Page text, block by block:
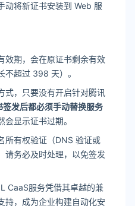
动将新证书安装到 Web 服
效期，会在原证书剩余有效
不超过 398 天）。
式，只要没有开启针对腾讯
签发后都必须手动替换服务
会显示证书过期。
所有权验证（DNS 验证或
请务必及时处理，以免签发
CaaS服务凭借其卓越的兼
持，成为企业构建自动化安